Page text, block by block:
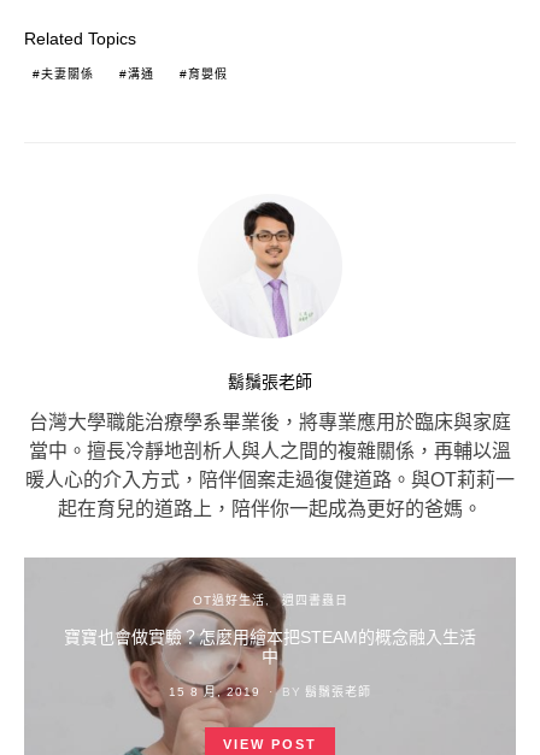
Related Topics
夫妻關係 溝通 育嬰假
鬍鬚張老師
台灣大學職能治療學系畢業後，將專業應用於臨床與家庭
當中。擅長冷靜地剖析人與人之間的複雜關係，再輔以溫
暖人心的介入方式，陪伴個案走過復健道路。與OT莉莉一
起在育兒的道路上，陪伴你一起成為更好的爸媽。
OT過好生活 週四書蟲日
寶寶也會做實驗？怎麼用繪本把STEAM的概念融入生活
中
POSTED
ON
15 8 月, 2019 BY 鬍鬚張老師
VIEW POST